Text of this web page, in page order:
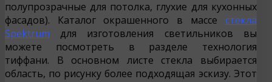
полупрозрачные для потолка, глухие для кухонных
фасадов). Каталог окрашенного в массе стекла
Spektrum для изготовления светильников вы
можете посмотреть в разделе технология
тиффани. В основном листе стекла выбирается
область, по рисунку более подходящая эскизу. Этот